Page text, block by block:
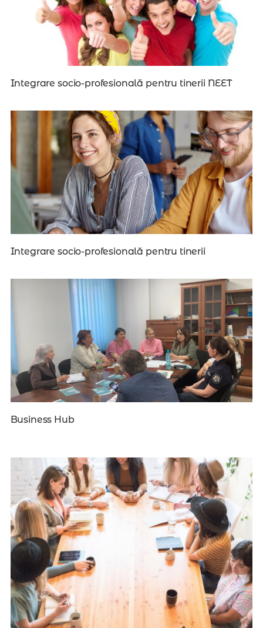
Integrare socio-profesională pentru tinerii NEET
Integrare socio-profesională pentru tinerii
Business Hub